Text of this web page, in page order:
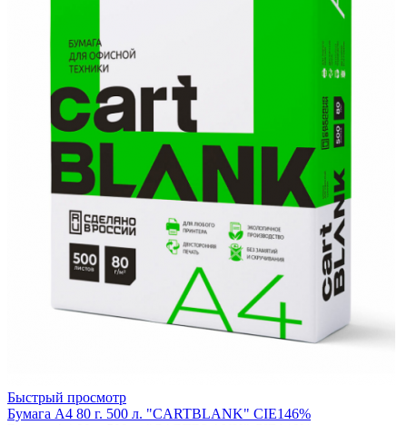
Быстрый просмотр
Бумага А4 80 г. 500 л. "CARTBLANK" CIE146%